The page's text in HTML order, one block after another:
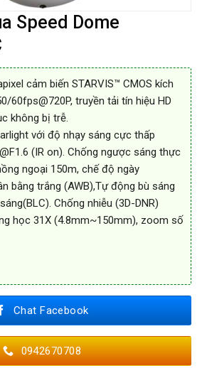
Speed Dome
cảm biến STARVIS™ CMOS kích
60fps@720P, truyền tải tín hiệu HD
không bị trễ.
với độ nhạy sáng cực thấp
(IR on). Chống ngược sáng thực
ngoại 150m, chế độ ngày
bằng trắng (AWB),Tự động bù sáng
Chống nhiễu (3D-DNR)
học 31X (4.8mm~150mm), zoom số
Chat Facebook
0942670708